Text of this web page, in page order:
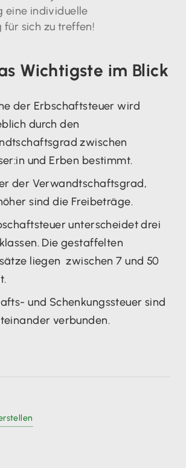
eine individuelle
für sich zu treffen!
Wichtigste im Blick
der Erbschaftsteuer wird
durch den
zwischen
und Erben bestimmt.
der Verwandtschaftsgrad,
sind die Freibeträge.
unterscheidet drei
Die gestaffelten
liegen zwischen 7 und 50
und Schenkungssteuer sind
verbunden.